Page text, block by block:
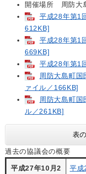
開催場所 周防大
平成28年第1
612KB]
平成28年第1
669KB]
平成28年第1
周防大島町
ァイル／166KB]
周防大島町国
ル／261KB]
表
過去の協議会の概要
平成27年10月2
平成